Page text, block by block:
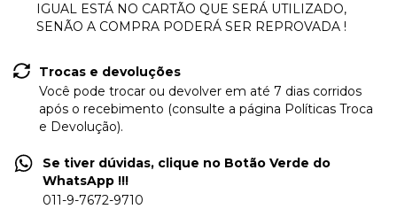
IGUAL ESTÁ NO CARTÃO QUE SERÁ UTILIZADO,
SENÃO A COMPRA PODERÁ SER REPROVADA !
Trocas e devoluções
Você pode trocar ou devolver em até 7 dias corridos
após o recebimento (consulte a página Políticas Troca
e Devolução).
Se tiver dúvidas, clique no Botão Verde do
WhatsApp !!!
011-9-7672-9710